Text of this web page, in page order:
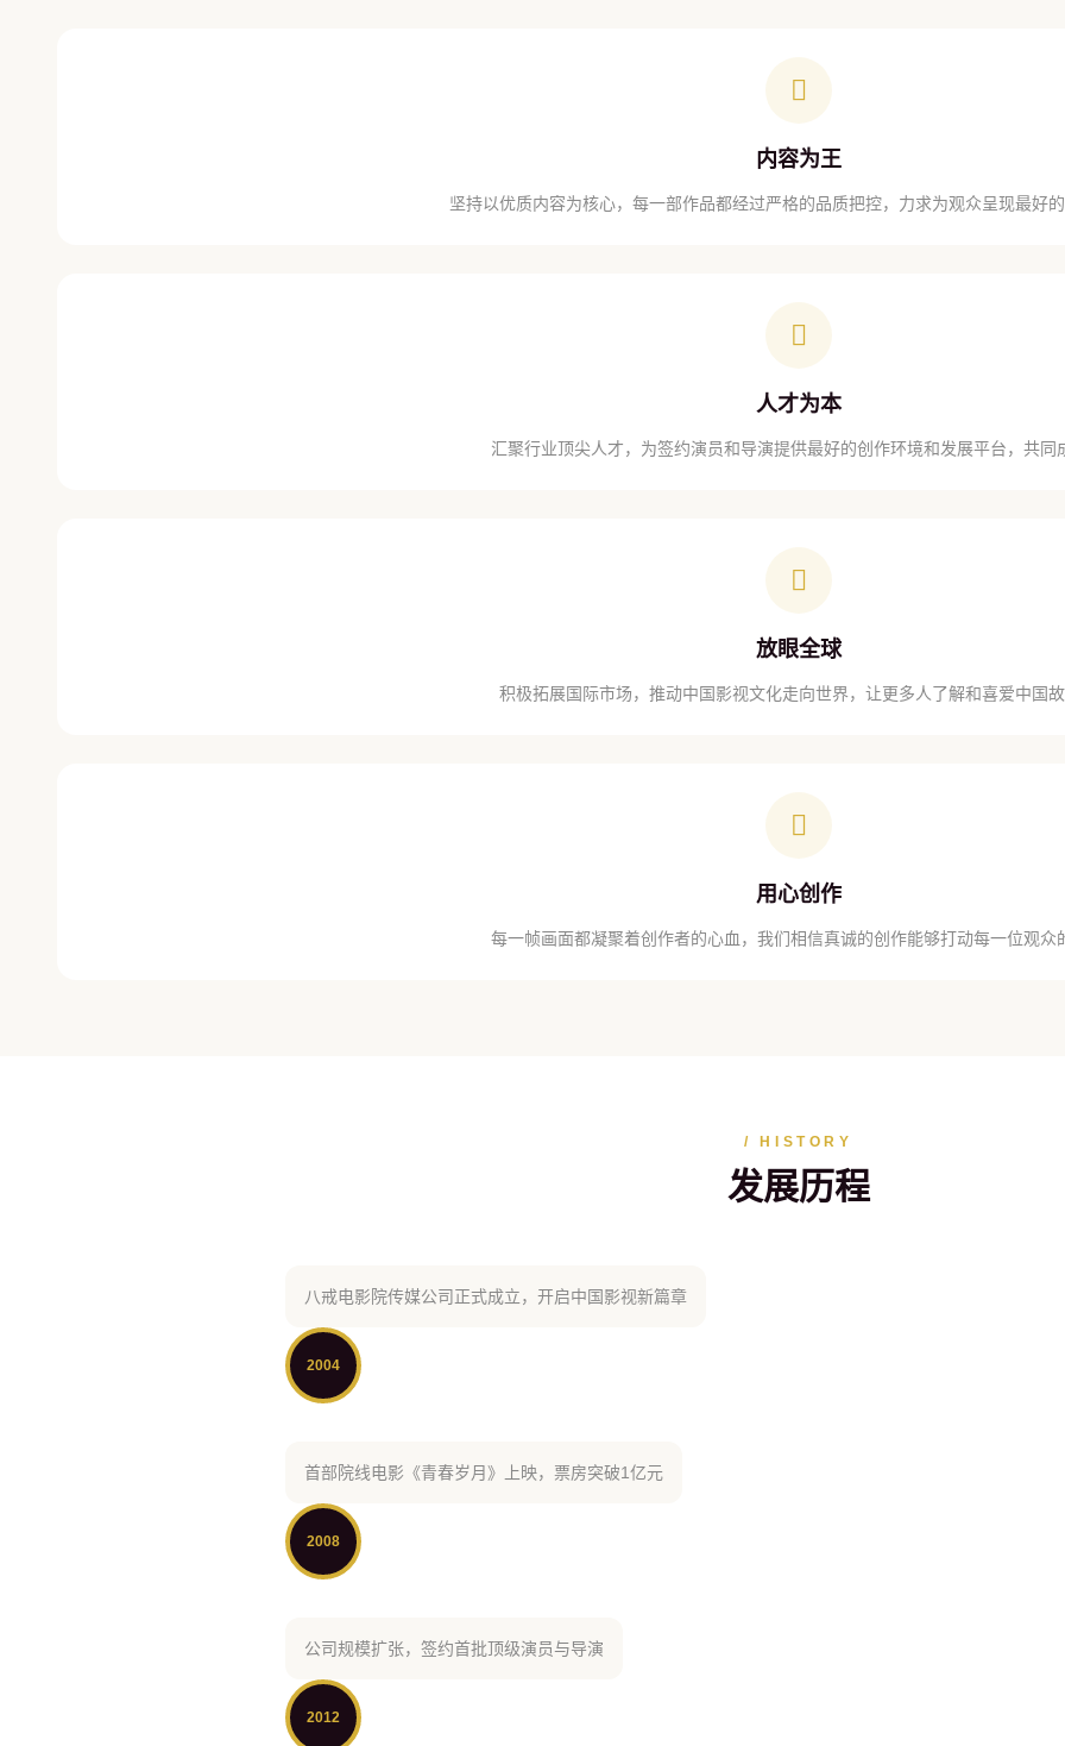
内容为王
坚持以优质内容为核心，每一部作品都经过严格的品质把控，力求为观众呈现最好的
人才为本
汇聚行业顶尖人才，为签约演员和导演提供最好的创作环境和发展平台，共同
放眼全球
积极拓展国际市场，推动中国影视文化走向世界，让更多人了解和喜爱中国故
用心创作
每一帧画面都凝聚着创作者的心血，我们相信真诚的创作能够打动每一位观众
/ HISTORY
发展历程
八戒电影院传媒公司正式成立，开启中国影视新篇章
2004
首部院线电影《青春岁月》上映，票房突破1亿元
2008
公司规模扩张，签约首批顶级演员与导演
2012